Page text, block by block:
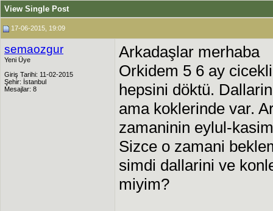
View Single Post
17-06-2015, 19:09
semaozgur
Yeni Üye
Giriş Tarihi: 11-02-2015
Şehir: İstanbul
Mesajlar: 8
Arkadaşlar merhaba
Orkidem 5 6 ay
hepsini döktü.
ama koklerinde var.
zamaninin eylul-
Sizce o zamani
simdi dallarini ve
miyim?